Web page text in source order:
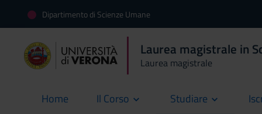
Dipartimento di Scienze Umane
Laurea magistrale in
Laurea magistrale
Home
current Il Corso Studiare